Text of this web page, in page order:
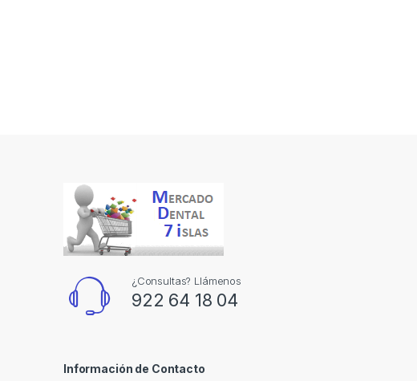
¿Consultas? Llámenos
922 64 18 04
Información de Contacto